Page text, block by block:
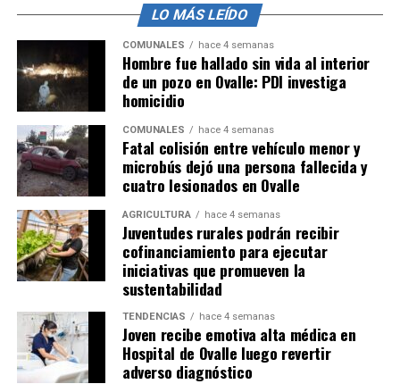
LO MÁS LEÍDO
COMUNALES hace 4 semanas
Hombre fue hallado sin vida al interior
de un pozo en Ovalle: PDI investiga
homicidio
COMUNALES hace 4 semanas
Fatal colisión entre vehículo menor y
microbús dejó una persona fallecida y
cuatro lesionados en Ovalle
AGRICULTURA hace 4 semanas
Juventudes rurales podrán recibir
cofinanciamiento para ejecutar
iniciativas que promueven la
sustentabilidad
TENDENCIAS hace 4 semanas
Joven recibe emotiva alta médica en
Hospital de Ovalle luego revertir
adverso diagnóstico